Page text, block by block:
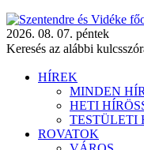
2026. 08. 07. péntek
Keresés az alábbi
HÍREK
MINDEN HÍR
HETI
TESTÜLETI
ROVATOK